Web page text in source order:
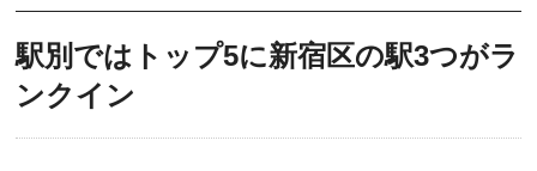
駅別ではトップ5に新宿区の駅3つがラ
ンクイン